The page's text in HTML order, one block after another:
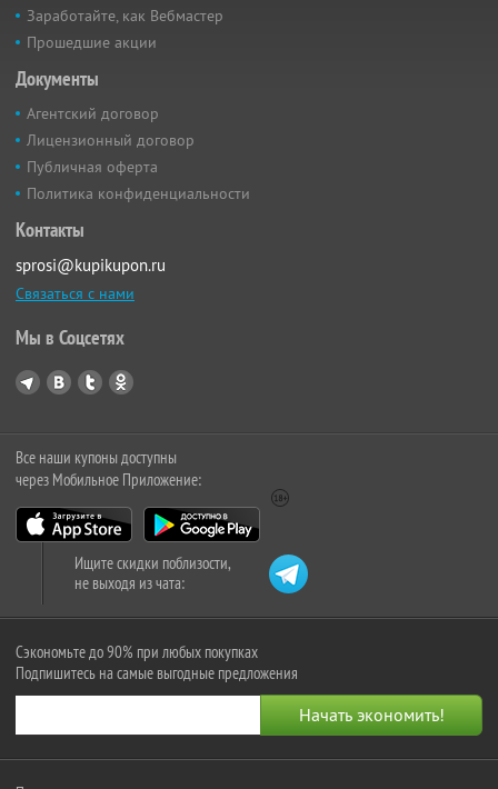
Заработайте, как Вебмастер
Прошедшие акции
Документы
Агентский договор
Лицензионный договор
Публичная оферта
Политика конфиденциальности
Контакты
sprosi@kupikupon.ru
Связаться с нами
Мы в Соцсетях
Все наши купоны доступны
через Мобильное Приложение:
Ищите скидки поблизости,
не выходя из чата:
Сэкономьте до 90% при любых покупках
Подпишитесь на самые выгодные предложения